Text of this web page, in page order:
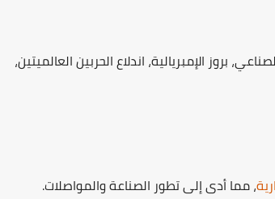
الصناعي، بروز الإمبريالية، اندلاع الحربين العالميتين،
، مما أدى إلى تطور الصناعة والمواصلات.